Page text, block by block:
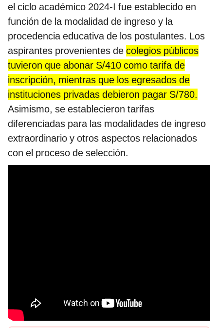
el ciclo académico 2024-I fue establecido en
función de la modalidad de ingreso y la
procedencia educativa de los postulantes. Los
aspirantes provenientes de colegios públicos
tuvieron que abonar S/410 como tarifa de
inscripción, mientras que los egresados de
instituciones privadas debieron pagar S/780.
Asimismo, se establecieron tarifas
diferenciadas para las modalidades de ingreso
extraordinario y otros aspectos relacionados
con el proceso de selección.